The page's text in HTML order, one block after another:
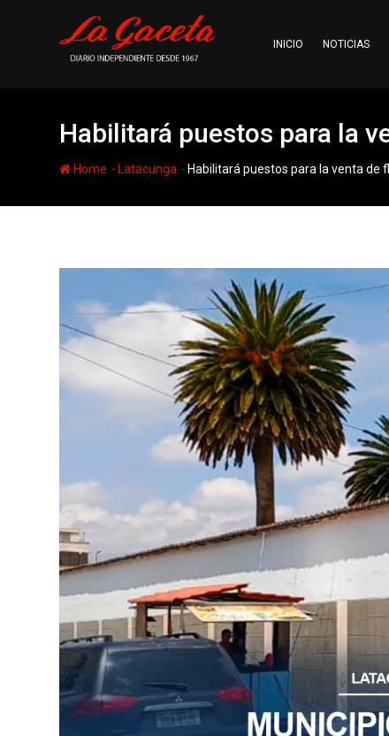
INICIO NOTICIAS
Habilitará puestos para la
Home - Latacunga - Habilitará puestos para la venta de